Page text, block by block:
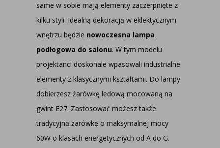
same w sobie mają elementy zaczerpnięte z
kilku styli. Idealną dekoracją w eklektycznym
wnętrzu będzie nowoczesna lampa
podłogowa do salonu. W tym modelu
projektanci doskonale wpasowali industrialne
elementy z klasycznymi kształtami. Do lampy
dobierzesz żarówkę ledową mocowaną na
gwint E27. Zastosować możesz także
tradycyjną żarówkę o maksymalnej mocy
60W o klasach energetycznych od A do G.